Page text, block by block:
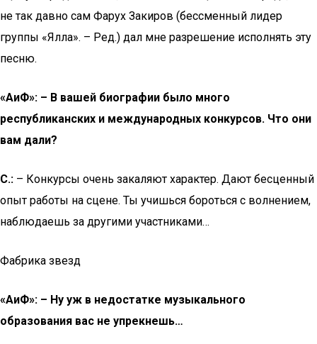
не так давно сам Фарух Закиров (бессменный лидер
группы «Ялла». – Ред.) дал мне разрешение исполнять эту
песню.
«AиФ»: – В вашей биографии было много
республиканских и международных конкурсов. Что они
вам дали?
С.: – Конкурсы очень закаляют характер. Дают бесценный
опыт работы на сцене. Ты учишься бороться с волнением,
наблюдаешь за другими участниками…
Фабрика звезд
«AиФ»: – Ну уж в недостатке музыкального
образования вас не упрекнешь…